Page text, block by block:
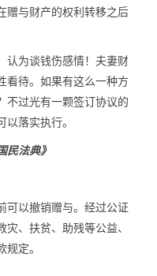
赠与财产的权利转移之后
认为谈钱伤感情！夫妻财
看待。如果有这么一种方
不过光有一颗签订协议的
落实执行。
民法典》
可以撤销赠与。经过公证
、扶贫、助残等公益、
定。